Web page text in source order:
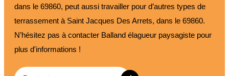
dans le 69860, peut aussi travailler pour d’autres types de
terrassement à Saint Jacques Des Arrets, dans le 69860.
N’hésitez pas à contacter Balland élagueur paysagiste pour
plus d'informations !